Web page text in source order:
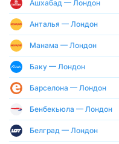
Ашхабад — Лондон
Анталья — Лондон
Манама — Лондон
Баку — Лондон
Барселона — Лондон
Бенбекьюла — Лондон
Белград — Лондон